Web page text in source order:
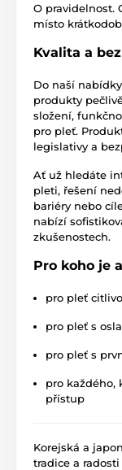
O pravidelnost.
místo
Kvalita a
Do naší
produkty
složení,
pro pleť.
legislativy a
Ať už hledáte
pleti, řešení
bariéry nebo
nabízí
zkušenostech.
Pro koho je
pro pleť
pro pleť s
pro pleť s
pro každého,
přístup
Korejská a
tradice a